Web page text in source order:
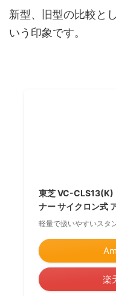
新型、旧型の比較と
いう印象です。
東芝 VC-CLS13(K)
ナー サイクロン式
軽量で扱いやすいスタ
楽